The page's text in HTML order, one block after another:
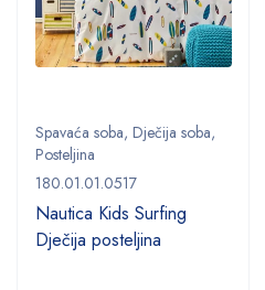
Spavaća soba, Dječija soba,
Posteljina
180.01.01.0517
Nautica Kids Surfing
Dječija posteljina